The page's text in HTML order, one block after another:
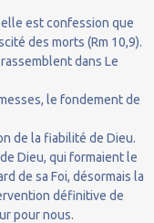
est confession que
des morts (Rm 10,9).
dans Le
le fondement de
de la fiabilité de Dieu.
Dieu, qui formaient le
de sa Foi, désormais la
définitive de
pour nous.